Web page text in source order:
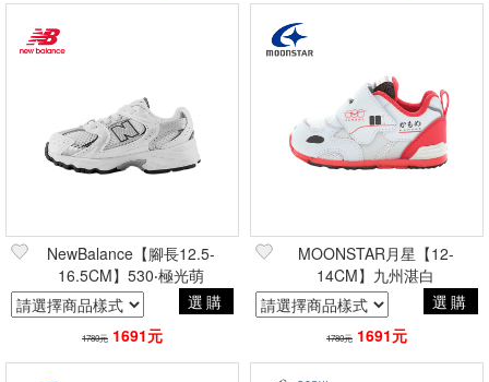
NewBalance【腳長12.5-
16.5CM】530‧極光萌
選購
1780元 1691元
MOONSTAR月星【12-
14CM】九州湛白
選購
1780元 1691元